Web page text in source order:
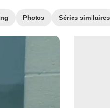
Photos Séries similaires